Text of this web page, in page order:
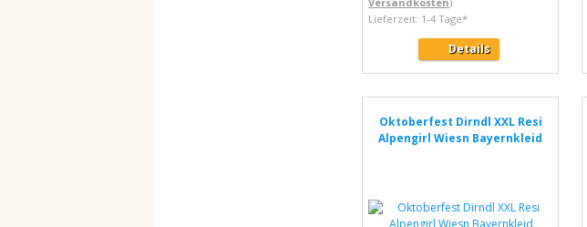
Lieferzeit: 1-4 Tage*
Details
Oktoberfest Dirndl XXL Resi
Alpengirl Wiesn Bayernkleid